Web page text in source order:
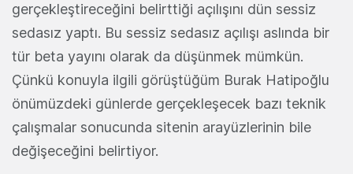
gerçekleştireceğini belirttiği açılışını dün sessiz
sedasız yaptı. Bu sessiz sedasız açılışı aslında bir
tür beta yayını olarak da düşünmek mümkün.
Çünkü konuyla ilgili görüştüğüm Burak Hatipoğlu
önümüzdeki günlerde gerçekleşecek bazı teknik
çalışmalar sonucunda sitenin arayüzlerinin bile
değişeceğini belirtiyor.